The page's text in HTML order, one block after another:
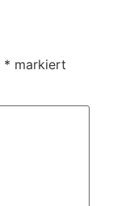
* markiert